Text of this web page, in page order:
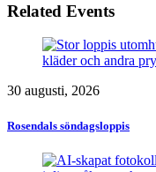
Related Events
30 augusti, 2026
Rosendals söndagsloppis